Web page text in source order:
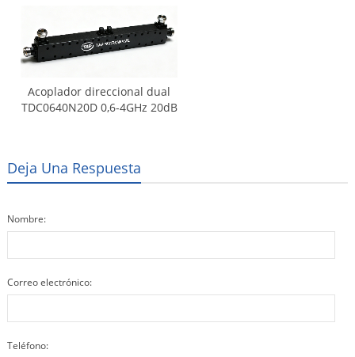
Acoplador direccional dual
TDC0640N20D 0,6-4GHz 20dB
Deja Una Respuesta
Nombre:
Correo electrónico:
Teléfono: